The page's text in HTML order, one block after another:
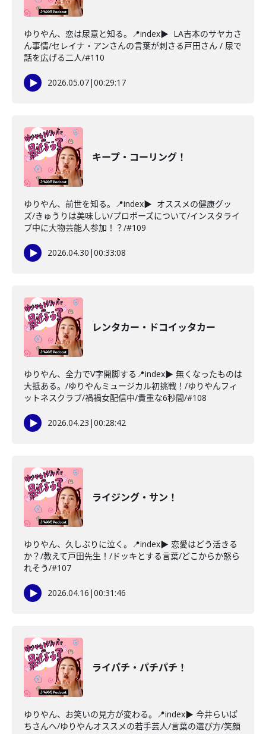
ゆりやん、恋は尿意と知る。📍index▶ LA吉本のサヤカさ
ん事情/セレイナ・アンさんの言葉が刺さる戸田さん / 尿で
話を広げる二人/#110
2026.05.07|00:29:17
キープ・コーリング！
ゆりやん、前世を知る。📍index▶ オススメの健康グッ
ズ/きゅうりは美味しい/プロポーズについて/インスタライ
ブ中に大物芸能人参加！？/#109
2026.04.30 |00:33:08
レンタカー・ドコイッタカー
ゆりやん、全力でV字開脚する📍index▶ 無くなったものは
大抵ある。/ゆりやんミュージカル初挑戦！/ゆりやんフィ
ットネスクラブ/禍禍女配信中/貴重な6秒間/#108
2026.04.23 |00:28:42
ライジング・サン！
ゆりやん、久しぶりに泣く。📍index▶ 恋愛はどう活きる
か？/教えて戸田先生！/ドッキとする言葉/どこからか怒ら
れそう/#107
2026.04.16 |00:31:46
ライパチ・パチパチ！
ゆりやん、お笑いの見方が変わる。📍index▶ 今井らいぱ
ちさんへ/ゆりやんオススメの若手芸人/言葉の選び方/笑顔